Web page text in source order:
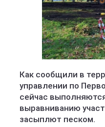
Как сообщили в
управлении по
сейчас
выравниванию
засыплют песком.